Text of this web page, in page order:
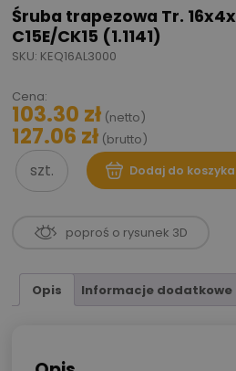
Śruba trapezowa Tr.
C15E/CK15 (1.1141)
SKU: KEQ16AL3000
103.30 zł (netto)
127.06 zł (brutto)
Cena:
szt.
ilość
Śruba
lewa
C15E/CK15
Dodaj do koszyka
Alternative:
poproś o rysunek 3D
Opis Informacje dodatkowe